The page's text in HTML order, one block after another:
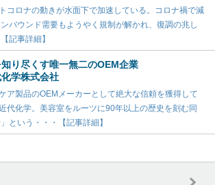
コロナの動きが水面下で加速している。コロナ禍で減
バウンド需要もようやく規制が解かれ、復調の兆し
記事詳細】
り尽くす唯一無二のOEM企業
学株式会社
ア製品のOEMメーカーとして絶大な信頼を獲得して
代化学。美容室をルーツに90年以上の歴史を刻む同
という・・・【記事詳細】